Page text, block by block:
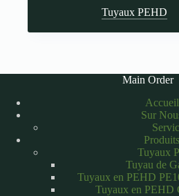
Tuyaux PEHD
Main Order
Accueil
Sur
Produits
Tuyaux
Tuyau de
Tuyaux en PEHD
Tuyaux en PEHD